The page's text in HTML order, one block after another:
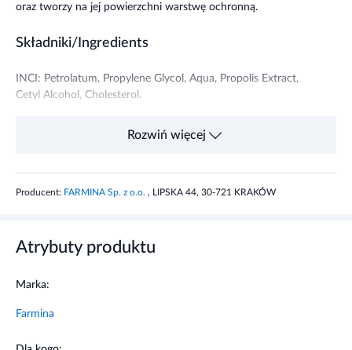
oraz tworzy na jej powierzchni warstwę ochronną.
Składniki/Ingredients
INCI: Petrolatum, Propylene Glycol, Aqua, Propolis Extract,
Cetyl Alcohol, Cholesterol.
Przeznaczenie produktu
poparzonej, czy skóry wymagającej odbudowy i
łagodnych odmrożeń i ukąszeń owadów.
Właściwości produktu
Maść propolisowa 3% wspomaga proces gojenia otarć i
Rozwiń więcej
Producent: FARMINA Sp. z o.o. , LIPSKA 44, 30-721 KRAKÓW
Atrybuty produktu
Marka:
Farmina